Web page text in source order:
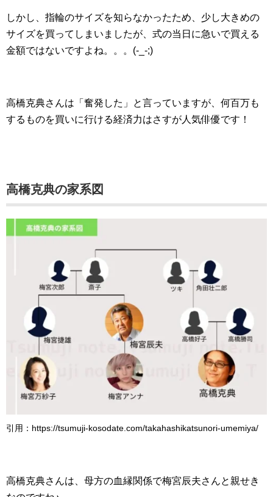
しかし、指輪のサイズを知らなかったため、少し大きめの
サイズを買ってしまいましたが、式の当日に急いで買える
金額ではないですよね。。。(-_-;)
高橋克典さんは「奮発した」と言っていますが、何百万も
するものを買いに行ける経済力はさすが人気俳優です！
高橋克典の家系図
引用：https://tsumuji-kosodate.com/takahashikatsunori-umemiya/
高橋克典さんは、母方の血縁関係で梅宮辰夫さんと親せき